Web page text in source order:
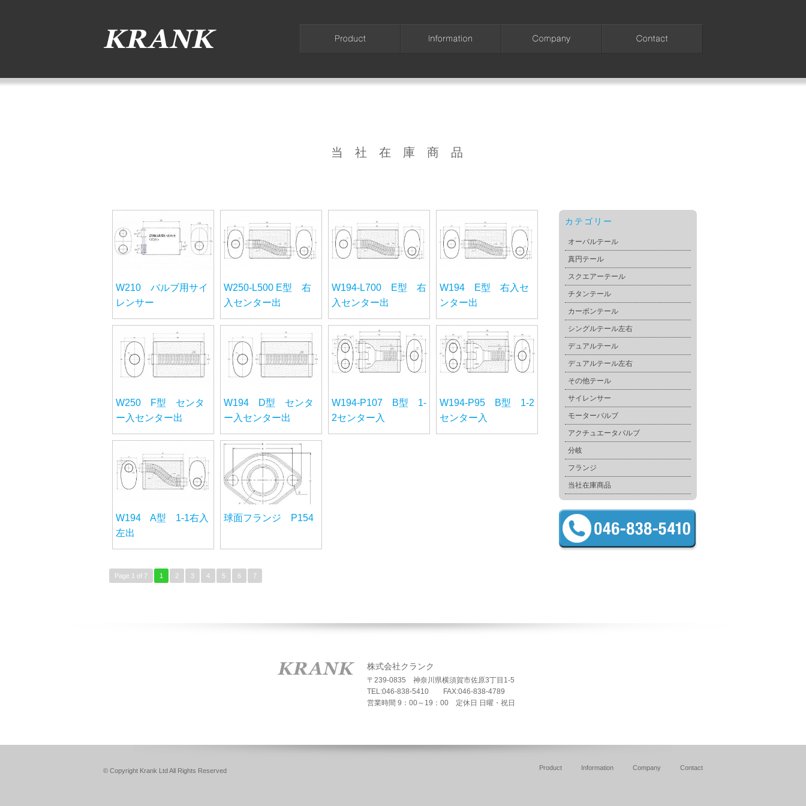
当社在庫商品
W210 バルブ用サイ
レンサー
W250-L500 E型 右
入センター出
W194-L700 E型 右
入センター出
W194 E型 右入セ
ンター出
W250 F型 センタ
ー入センター出
W194 D型 センタ
ー入センター出
W194-P107 B型 1-
2センター入
W194-P95 B型 1-2
センター入
W194 A型 1-1右入
左出
球面フランジ P154
Page 1 of 7 1 2 3 4 5 6 7
カテゴリー
オーバルテール
真円テール
スクエアーテール
チタンテール
カーボンテール
シングルテール左右
デュアルテール
デュアルテール左右
その他テール
サイレンサー
モーターバルブ
アクチュエータバルブ
分岐
フランジ
当社在庫商品
株式会社クランク
〒239-0835 神奈川県横須賀市佐原3丁目1-5
TEL:046-838-5410 FAX:046-838-4789
営業時間 9：00～19：00 定休日 日曜・祝日
© Copyright Krank Ltd All Rights Reserved Product Information Company Contact